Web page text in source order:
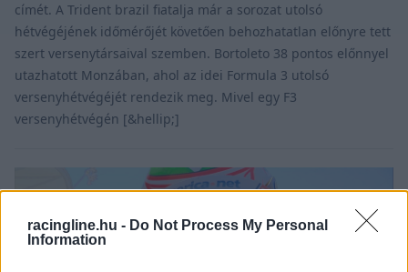
racingline.hu - Do Not Process My Personal
Information
címét. A Trident brazil fiatalja már a sorozat utolsó
hétvégéjének időmérőjét követően behozhatatlan előnyre tett
szert versenytársaival szemben. Bortoleto 38 pontos előnnyel
utazhatott Monzában, ahol az idei Formula 3 utolsó
versenyhétvégéjét rendezik meg. Mivel egy F3
versenyhétvégén [&hellip;]